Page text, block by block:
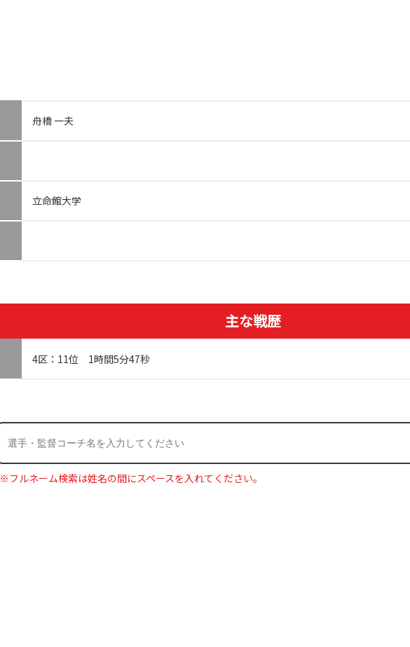
舟橋 一夫
立命館大学
主な戦歴
4区：11位 1時間5分47秒
※フルネーム検索は姓名の間にスペースを入れてください。